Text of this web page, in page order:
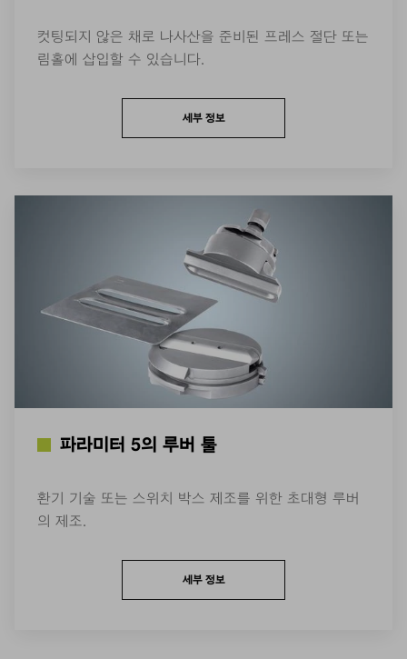
컷팅되지 않은 채로 나사산을 준비된 프레스 절단 또는
림홀에 삽입할 수 있습니다.
세부 정보
파라미터 5의 루버 툴
환기 기술 또는 스위치 박스 제조를 위한 초대형 루버
의 제조.
세부 정보